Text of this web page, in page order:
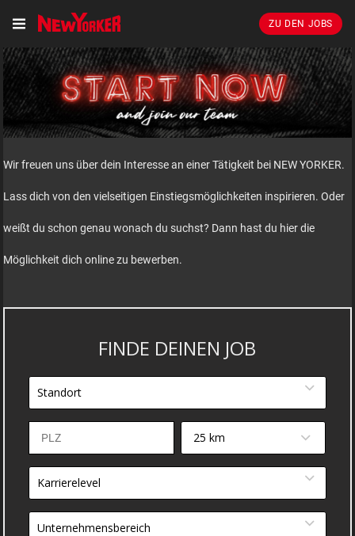
ZU DEN JOBS
Wir freuen uns über dein Interesse an einer Tätigkeit bei NEW YORKER.
Lass dich von den vielseitigen Einstiegsmöglichkeiten inspirieren. Oder
weißt du schon genau wonach du suchst? Dann hast du hier die
Möglichkeit dich online zu bewerben.
FINDE DEINEN JOB
Standort
25 km
Karrierelevel
Unternehmensbereich